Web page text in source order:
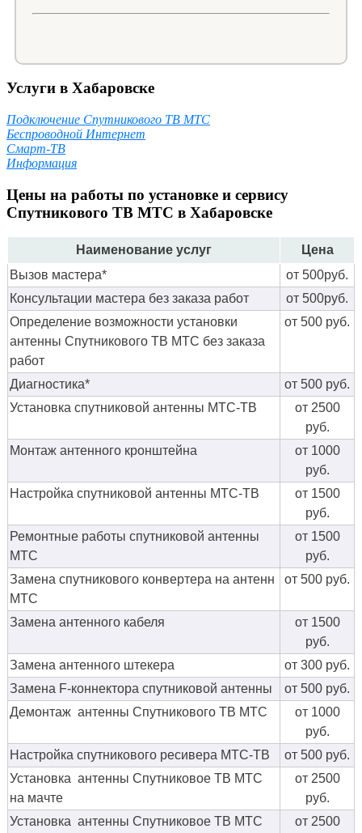
Услуги в Хабаровске
Подключение Спутникового ТВ МТС
Беспроводной Интернет
Смарт-ТВ
Информация
Цены на работы по установке и сервису
Спутникового ТВ МТС в Хабаровске
Наименование услуг
Цена
Вызов мастера*
от 500руб.
Консультации мастера без заказа работ
от 500руб.
Определение возможности установки
антенны Спутникового ТВ МТС без заказа
работ
от 500 руб.
Диагностика*
от 500 руб.
Установка спутниковой антенны МТС-ТВ
от 2500
руб.
Монтаж антенного кронштейна
от 1000
руб.
Настройка спутниковой антенны МТС-ТВ
от 1500
руб.
Ремонтные работы спутниковой антенны
МТС
от 1500
руб.
Замена спутникового конвертера на антенн
МТС
от 500 руб.
Замена антенного кабеля
от 1500
руб.
Замена антенного штекера
от 300 руб.
Замена F-коннектора спутниковой антенны
от 500 руб.
Демонтаж антенны Спутникового ТВ МТС
от 1000
руб.
Настройка спутникового ресивера МТС-ТВ
от 500 руб.
Установка антенны Спутниковое ТВ МТС
на мачте
от 2500
руб.
Установка антенны Спутниковое ТВ МТС
от 2500